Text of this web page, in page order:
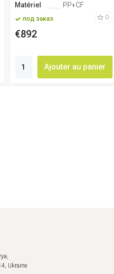
Matériel
PP+CF
под заказ 0
€892
Ajouter au panier
Ukraine